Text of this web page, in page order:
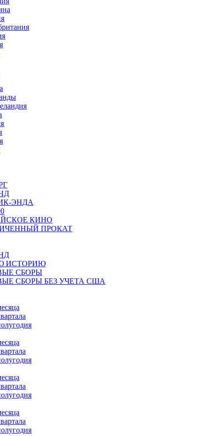
ЭНДА
КИНО
ПРОКАТ
ИСТОРИЮ
СБОРЫ
СБОРЫ БЕЗ УЧЕТА США